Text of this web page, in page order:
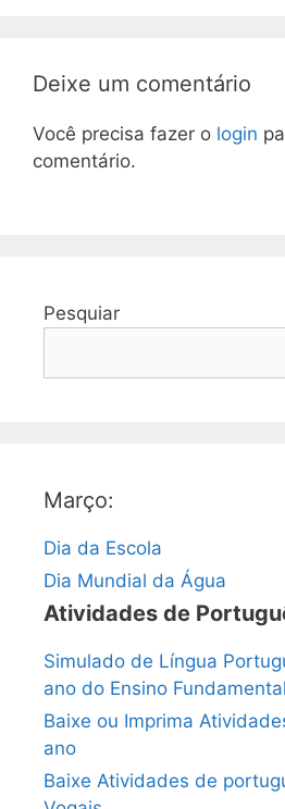
Deixe um comentário
Você precisa fazer o login
comentário.
Pesquiar
Março:
Dia da Escola
Dia Mundial da Água
Atividades de
Simulado de Língua
ano do Ensino Fundamental
Baixe ou Imprima
ano
Baixe Atividades de